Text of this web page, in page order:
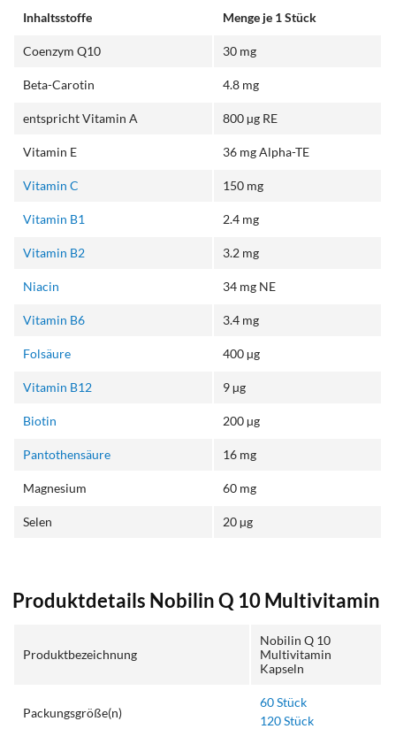
Inhaltsstoffe Menge je 1 Stück
Coenzym Q10 30 mg
Beta-Carotin 4.8 mg
entspricht Vitamin A 800 µg RE
Vitamin E 36 mg Alpha-TE
Vitamin C 150 mg
Vitamin B1 2.4 mg
Vitamin B2 3.2 mg
Niacin 34 mg NE
Vitamin B6 3.4 mg
Folsäure 400 µg
Vitamin B12 9 µg
Biotin 200 µg
Pantothensäure 16 mg
Magnesium 60 mg
Selen 20 µg
Produktdetails Nobilin Q 10 Multivitamin
Produktbezeichnung
Nobilin Q 10
Multivitamin
Kapseln
Packungsgröße(n)
60 Stück
120 Stück